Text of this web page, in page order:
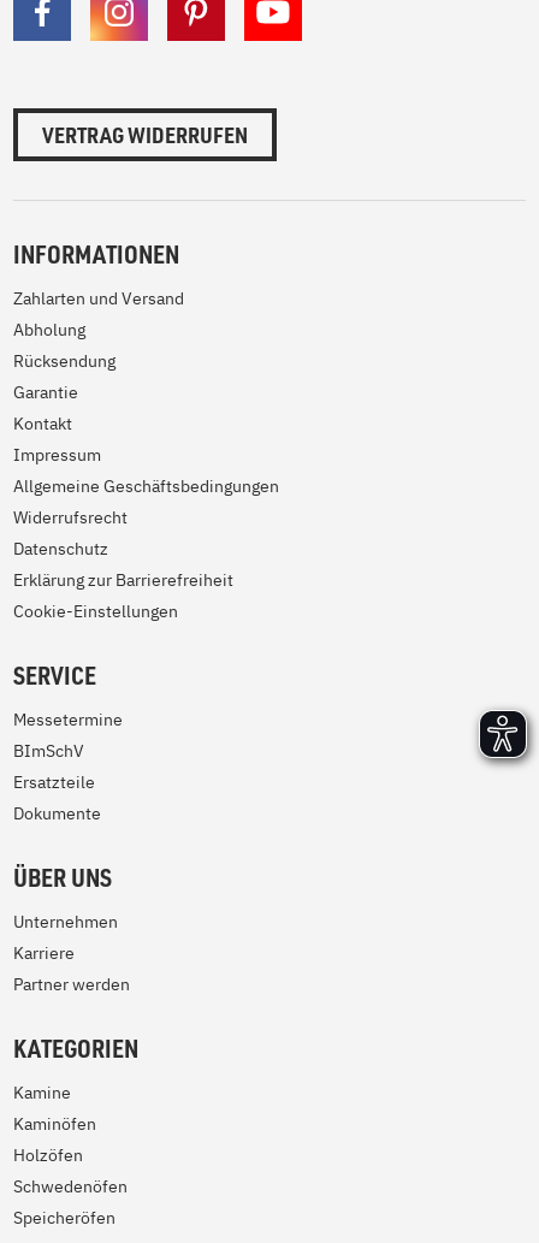
VERTRAG WIDERRUFEN
INFORMATIONEN
Zahlarten und Versand
Abholung
Rücksendung
Garantie
Kontakt
Impressum
Allgemeine Geschäftsbedingungen
Widerrufsrecht
Datenschutz
Erklärung zur Barrierefreiheit
Cookie-Einstellungen
SERVICE
Messetermine
BImSchV
Ersatzteile
Dokumente
ÜBER UNS
Unternehmen
Karriere
Partner werden
KATEGORIEN
Kamine
Kaminöfen
Holzöfen
Schwedenöfen
Speicheröfen